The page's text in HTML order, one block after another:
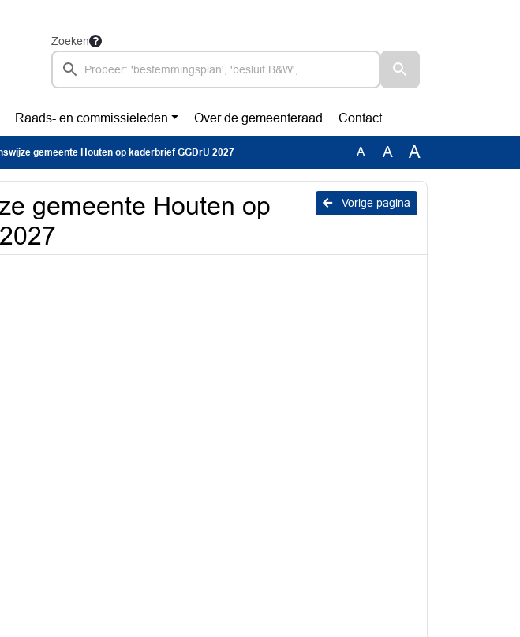
Zoeken
Raads- en commissieleden Over de gemeenteraad Contact
gemeente Houten op kaderbrief GGDrU 2027 A A A
Vorige pagina
gemeente Houten op